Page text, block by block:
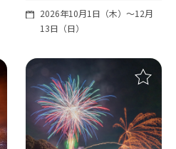
2026年10月1日（木）〜12月
13日（日）